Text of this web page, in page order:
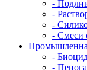
-
-
-
- Смеси
-
-